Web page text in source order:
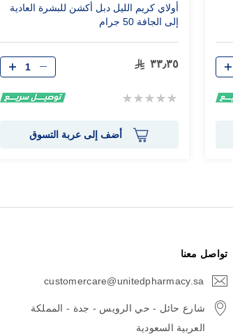
أولاي كريم الليل دبل أكشن للبشرة العادية
إلى الجافة 50 جرام
٣٣٫٣٥
Rating:
الكمية
أضف إلى عربة التسوق
تواصل معنا
customercare@unitedpharmacy.sa
شارع حائل - حي الرويس - جدة - المملكة
العربية السعودية